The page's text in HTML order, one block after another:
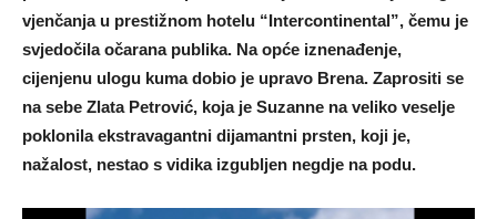
vjenčanja u prestižnom hotelu “Intercontinental”, čemu je
svjedočila očarana publika. Na opće iznenađenje,
cijenjenu ulogu kuma dobio je upravo Brena. Zaprositi se
na sebe Zlata Petrović, koja je Suzanne na veliko veselje
poklonila ekstravagantni dijamantni prsten, koji je,
nažalost, nestao s vidika izgubljen negdje na podu.